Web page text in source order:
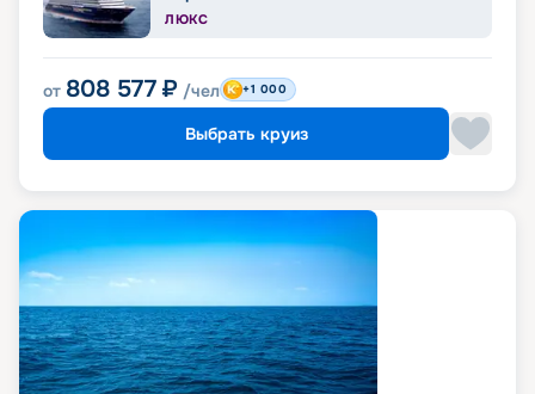
ЛЮКС
от 808 577 ₽ /чел +1 000
Выбрать круиз